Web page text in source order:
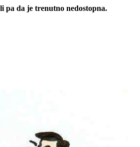
pa da je trenutno nedostopna.